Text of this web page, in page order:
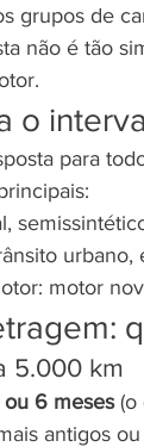
grupos de
não é tão
o
para
motor
5.000 km
6 meses (o
antigos